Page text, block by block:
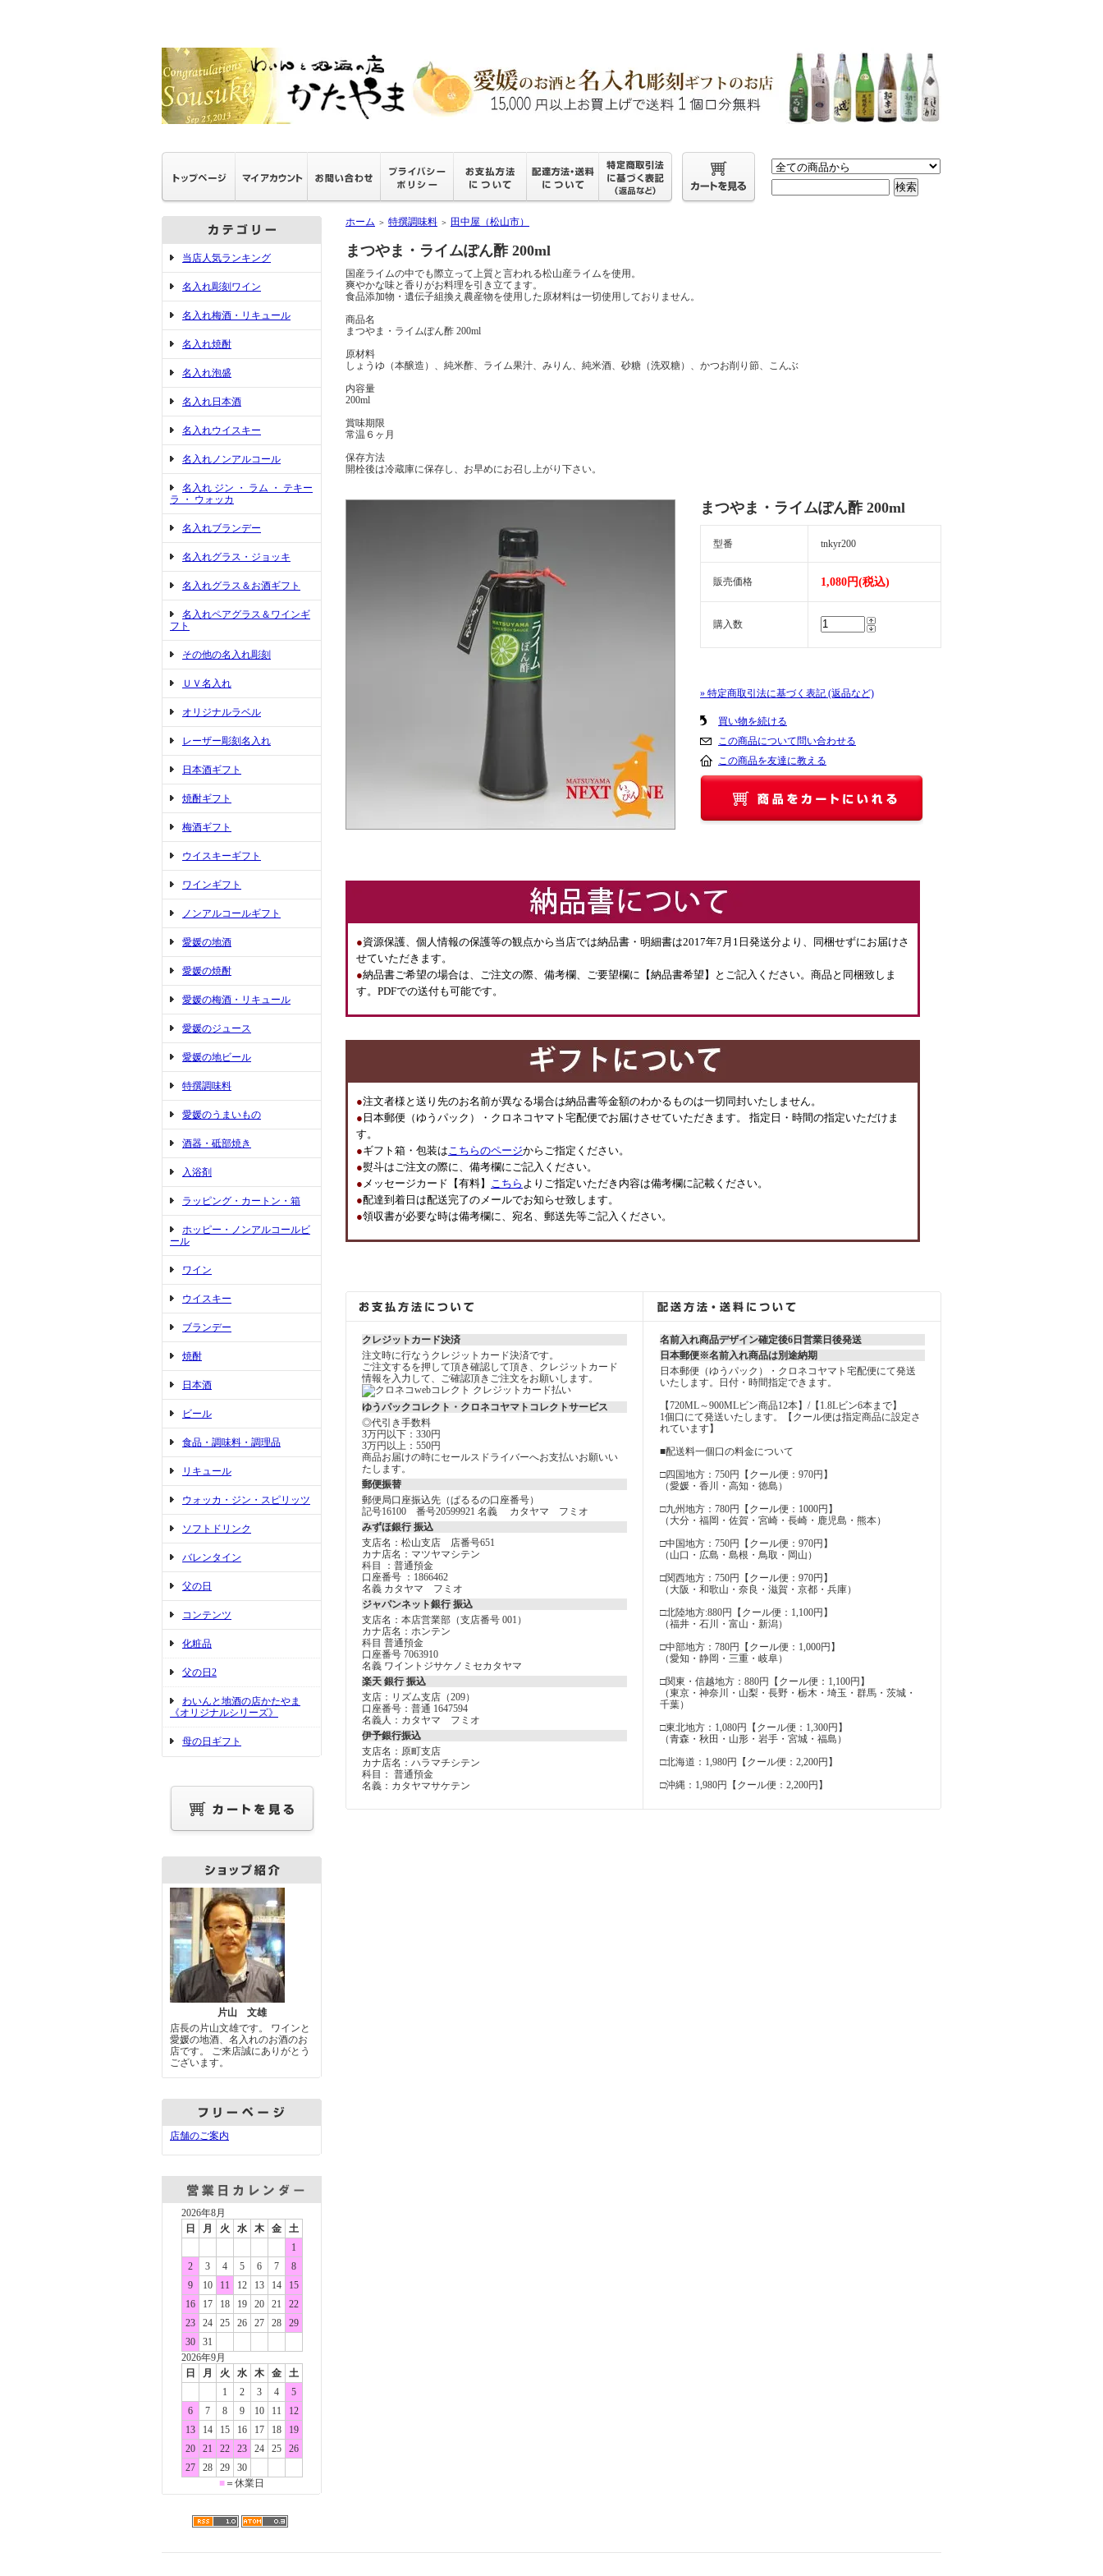
当店人気ランキング
名入れ彫刻ワイン
名入れ梅酒・リキュール
名入れ焼酎
名入れ泡盛
名入れ日本酒
名入れウイスキー
名入れノンアルコール
名入れ ジン ・ ラム ・ テキー
ラ ・ ウォッカ
名入れブランデー
名入れグラス・ジョッキ
名入れグラス＆お酒ギフト
名入れペアグラス＆ワインギ
フト
その他の名入れ彫刻
ＵＶ名入れ
オリジナルラベル
レーザー彫刻名入れ
日本酒ギフト
焼酎ギフト
梅酒ギフト
ウイスキーギフト
ワインギフト
ノンアルコールギフト
愛媛の地酒
愛媛の焼酎
愛媛の梅酒・リキュール
愛媛のジュース
愛媛の地ビール
特撰調味料
愛媛のうまいもの
酒器・砥部焼き
入浴剤
ラッピング・カートン・箱
ホッピー・ノンアルコールビ
ール
ワイン
ウイスキー
ブランデー
焼酎
日本酒
ビール
食品・調味料・調理品
リキュール
ウォッカ・ジン・スピリッツ
ソフトドリンク
バレンタイン
父の日
コンテンツ
化粧品
父の日2
わいんと地酒の店かたやま
《オリジナルシリーズ》
母の日ギフト
片山 文雄
店長の片山文雄です。 ワインと
愛媛の地酒、名入れのお酒のお
店です。 ご来店誠にありがとう
ございます。
店舗のご案内
2026年8月
日
月 火 水 木 金
土
1
2
3 4 5 6 7
8
9
10 11 12 13 14
15
16
17 18 19 20 21
22
23
24 25 26 27 28
29
30
31
2026年9月
日
月 火 水 木 金
土
1
2 3 4
5
6
7 8 9 10 11
12
13
14 15 16 17 18
19
20
21 22 23 24 25
26
27
28 29
30
■ ＝休業日
ホーム ＞ 特撰調味料 ＞ 田中屋（松山市）
まつやま・ライムぽん酢 200ml
国産ライムの中でも際立って上質と言われる松山産ライムを使用。
爽やかな味と香りがお料理を引き立てます。
食品添加物・遺伝子組換え農産物を使用した原材料は一切使用しておりません。
商品名
まつやま・ライムぽん酢 200ml
原材料
しょうゆ（本醸造）、純米酢、ライム果汁、みりん、純米酒、砂糖（洗双糖）、かつお削り節、こんぶ
内容量
200ml
賞味期限
常温６ヶ月
保存方法
開栓後は冷蔵庫に保存し、お早めにお召し上がり下さい。
まつやま・ライムぽん酢 200ml
型番 tnkyr200
販売価格 1,080円(税込)
購入数
» 特定商取引法に基づく表記 (返品など)
買い物を続ける
この商品について問い合わせる
この商品を友達に教える
●資源保護、個人情報の保護等の観点から当店では納品書・明細書は2017年7月1日発送分より、同梱せずにお届けさ
せていただきます。
●納品書ご希望の場合は、ご注文の際、備考欄、ご要望欄に【納品書希望】とご記入ください。商品と同梱致しま
す。PDFでの送付も可能です。
●注文者様と送り先のお名前が異なる場合は納品書等金額のわかるものは一切同封いたしません。
● 日本郵便（ゆうパック）・クロネコヤマト宅配便でお届けさせていただきます。 指定日・時間の指定いただけま
す。
●ギフト箱・包装はこちらのページからご指定ください。
●熨斗はご注文の際に、備考欄にご記入ください。
● メッセージカード【有料】 こちら よりご指定いただき内容は備考欄に記載ください。
●配達到着日は配送完了のメールでお知らせ致します。
●領収書が必要な時は備考欄に、宛名、郵送先等ご記入ください。
クレジットカード決済
注文時に行なうクレジットカード決済です。
ご注文するを押して頂き確認して頂き、クレジットカード
情報を入力して、ご確認頂きご注文をお願いします。
ゆうパックコレクト・クロネコヤマトコレクトサービス
◎代引き手数料
3万円以下：330円
3万円以上：550円
商品お届けの時にセールスドライバーへお支払いお願いい
たします。
郵便振替
郵便局口座振込先（ぱるるの口座番号）
記号16100 番号20599921 名義 カタヤマ フミオ
みずほ銀行 振込
支店名：松山支店 店番号651
カナ店名：マツヤマシテン
科目 ：普通預金
口座番号 ：1866462
名義 カタヤマ フミオ
ジャパンネット銀行 振込
支店名：本店営業部（支店番号 001）
カナ店名：ホンテン
科目 普通預金
口座番号 7063910
名義 ワイントジサケノミセカタヤマ
楽天 銀行 振込
支店：リズム支店（209）
口座番号：普通 1647594
名義人：カタヤマ フミオ
伊予銀行振込
支店名：原町支店
カナ店名：ハラマチシテン
科目： 普通預金
名義：カタヤマサケテン
名前入れ商品デザイン確定後6日営業日後発送
日本郵便※名前入れ商品は別途納期
日本郵便（ゆうパック）・クロネコヤマト宅配便にて発送
いたします。日付・時間指定できます。
【720ML～900MLビン商品12本】/【1.8Lビン6本まで】
1個口にて発送いたします。【クール便は指定商品に設定さ
れています】
■配送料一個口の料金について
□四国地方：750円【クール便：970円】
（愛媛・香川・高知・徳島）
□九州地方：780円【クール便：1000円】
（大分・福岡・佐賀・宮崎・長崎・鹿児島・熊本）
□中国地方：750円【クール便：970円】
（山口・広島・島根・鳥取・岡山）
□関西地方：750円【クール便：970円】
（大阪・和歌山・奈良・滋賀・京都・兵庫）
□北陸地方:880円【クール便：1,100円】
（福井・石川・富山・新潟）
□中部地方：780円【クール便：1,000円】
（愛知・静岡・三重・岐阜）
□関東・信越地方：880円【クール便：1,100円】
（東京・神奈川・山梨・長野・栃木・埼玉・群馬・茨城・
千葉）
□東北地方：1,080円【クール便：1,300円】
（青森・秋田・山形・岩手・宮城・福島）
□北海道：1,980円【クール便：2,200円】
□沖縄：1,980円【クール便：2,200円】